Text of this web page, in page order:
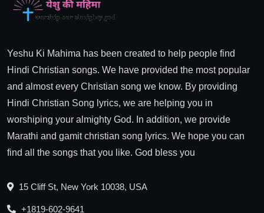
Yeshu Ki Mahima has been created to help people find
Hindi Christian songs. We have provided the most popular
and almost every Christian song we know. By providing
Hindi Christian Song lyrics, we are helping you in
worshiping your almighty God. In addition, we provide
Marathi and gamit christian song lyrics. We hope you can
find all the songs that you like. God bless you
15 Cliff St, New York 10038, USA
+1819-602-9641